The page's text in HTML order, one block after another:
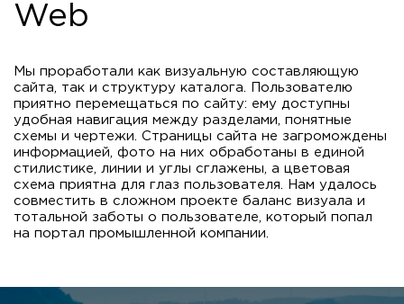
Web
Мы проработали как визуальную составляющую
сайта, так и структуру каталога. Пользователю
приятно перемещаться по сайту: ему доступны
удобная навигация между разделами, понятные
схемы и чертежи. Страницы сайта не загромождены
информацией, фото на них обработаны в единой
стилистике, линии и углы сглажены, а цветовая
схема приятна для глаз пользователя. Нам удалось
совместить в сложном проекте баланс визуала и
тотальной заботы о пользователе, который попал
на портал промышленной компании.